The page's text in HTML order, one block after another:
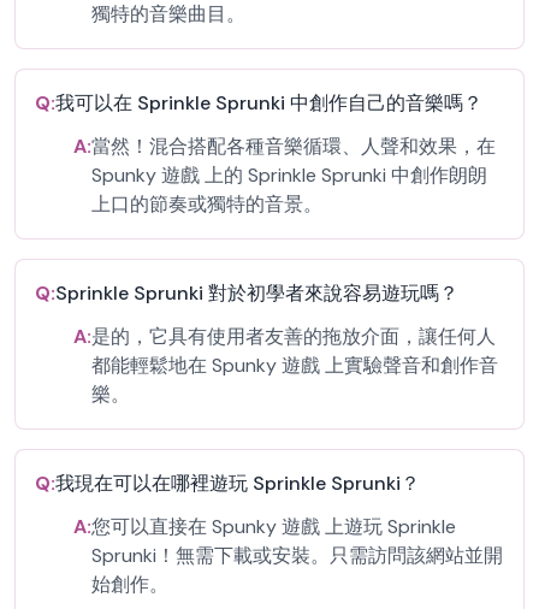
獨特的音樂曲目。
Q:我可以在 Sprinkle Sprunki 中創作自己的音樂嗎？
A:當然！混合搭配各種音樂循環、人聲和效果，在
Spunky 遊戲 上的 Sprinkle Sprunki 中創作朗朗
上口的節奏或獨特的音景。
Q:Sprinkle Sprunki 對於初學者來說容易遊玩嗎？
A:是的，它具有使用者友善的拖放介面，讓任何人
都能輕鬆地在 Spunky 遊戲 上實驗聲音和創作音
樂。
Q:我現在可以在哪裡遊玩 Sprinkle Sprunki？
A:您可以直接在 Spunky 遊戲 上遊玩 Sprinkle
Sprunki！無需下載或安裝。只需訪問該網站並開
始創作。